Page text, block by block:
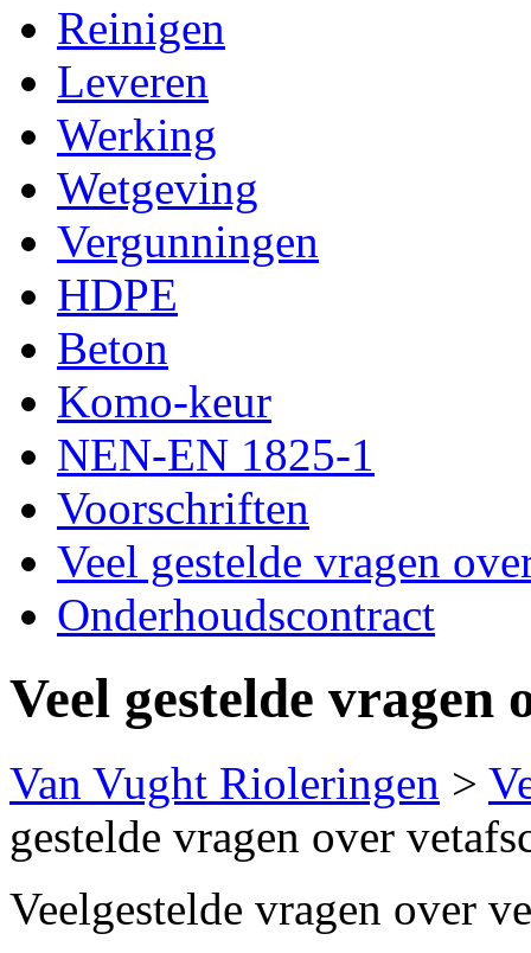
Reinigen
Leveren
Werking
Wetgeving
Vergunningen
HDPE
Beton
Komo-keur
NEN-EN 1825-1
Voorschriften
Veel gestelde vragen
Onderhoudscontract
Veel gestelde vragen
Van Vught Rioleringen >
gestelde vragen over
Veelgestelde vragen over